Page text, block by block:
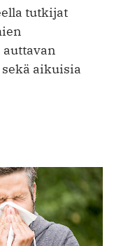
tutkijat
aikuisia